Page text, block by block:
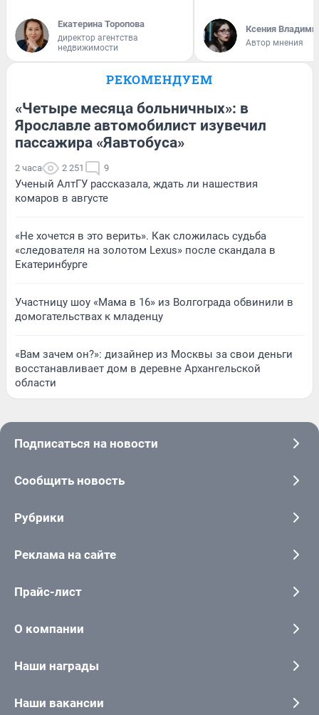
Екатерина Торопова
директор агентства
недвижимости
Ксения
Автор мнения
РЕКОМЕНДУЕМ
«Четыре месяца больничных»: в
Ярославле автомобилист изувечил
пассажира «Яавтобуса»
2 часа 2 251 9
Ученый АлтГУ рассказала, ждать ли нашествия
комаров в августе
«Не хочется в это верить». Как сложилась судьба
«следователя на золотом Lexus» после скандала в
Екатеринбурге
Участницу шоу «Мама в 16» из Волгограда обвинили в
домогательствах к младенцу
«Вам зачем он?»: дизайнер из Москвы за свои деньги
восстанавливает дом в деревне Архангельской
области
Подписаться на новости
Сообщить новость
Рубрики
Реклама на сайте
Прайс-лист
О компании
Наши награды
Наши вакансии